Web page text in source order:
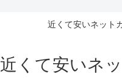
近くて安いネット
近くて安いネ